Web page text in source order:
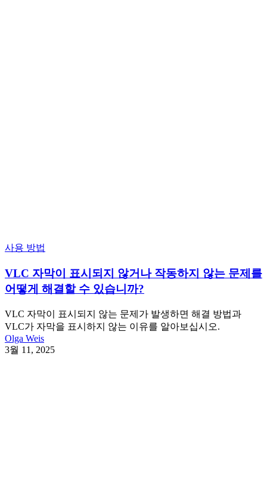
사용 방법
VLC 자막이 표시되지 않거나 작동하지 않는 문제를
어떻게 해결할 수 있습니까?
VLC 자막이 표시되지 않는 문제가 발생하면 해결 방법과
VLC가 자막을 표시하지 않는 이유를 알아보십시오.
Olga Weis
3월 11, 2025